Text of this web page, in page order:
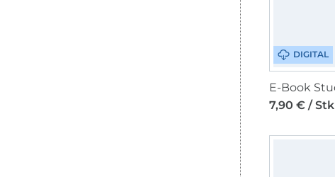
DIGITAL
7,90 € / Stk